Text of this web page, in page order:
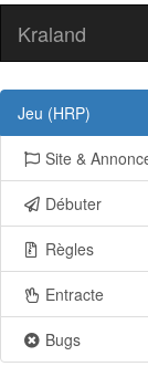
Kraland
Jeu (HRP)
Site &
Débuter
Règles
Entracte
Bugs